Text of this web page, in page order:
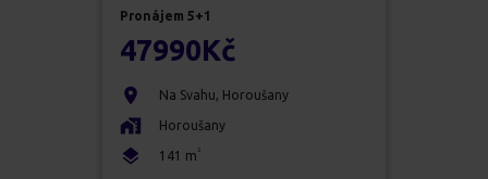
Pronájem 5+1
47990Kč
Na Svahu, Horoušany
Horoušany
141 m 2